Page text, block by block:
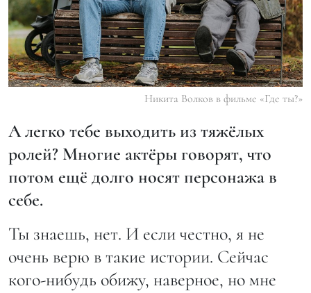
Никита Волков в фильме «Где ты?»
А легко тебе выходить из тяжёлых
ролей? Многие актёры говорят, что
потом ещё долго носят персонажа в
себе.
Ты знаешь, нет. И если честно, я не
очень верю в такие истории. Сейчас
кого-нибудь обижу, наверное, но мне